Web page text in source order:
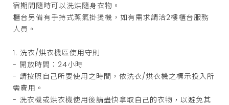
宿期間隨時可以洗烘隨身衣物。
櫃台另備有手持式蒸氣掛燙機，如有需求請洽2樓櫃台服務
人員。
1. 洗衣/烘衣機區使用守則
- 開放時間：24小時
- 請按照自己所要使用之時間，依洗衣/烘衣機之標示投入所
需費用。
- 洗衣機或烘衣機使用後請盡快拿取自己的衣物，以避免其